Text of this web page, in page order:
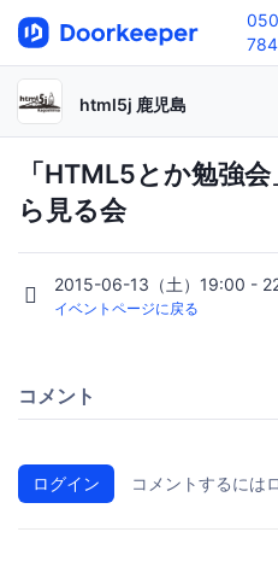
html5j 鹿児島
「HTML5とか勉強
ら見る会
2015-06-13（土）19:00 -
イベントページに戻る
コメント
ログイン コメントするには